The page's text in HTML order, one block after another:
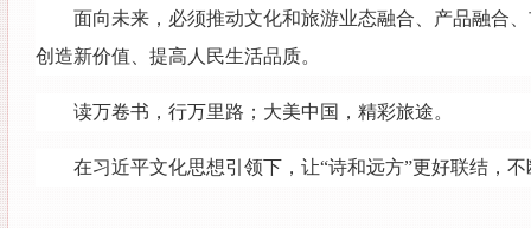
面向未来，必须推动文化和旅游业态融合、产品融合
创造新价值、提高人民生活品质。
读万卷书，行万里路；大美中国，精彩旅途。
在习近平文化思想引领下，让“诗和远方”更好联结，